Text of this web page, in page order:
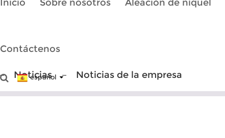
Inicio Sobre nosotros Aleación de níquel
Contáctenos
español
Noticias Noticias de la empresa